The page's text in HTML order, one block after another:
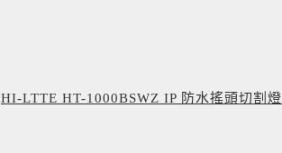
HI-LTTE HT-1000BSWZ IP 防水搖頭切割燈